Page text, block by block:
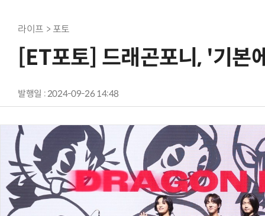
라이프 > 포토
[ET포토] 드래곤포니, '기본
발행일 : 2024-09-26 14:48
양자컴퓨팅 비즈니스·기술 입문 1-Day